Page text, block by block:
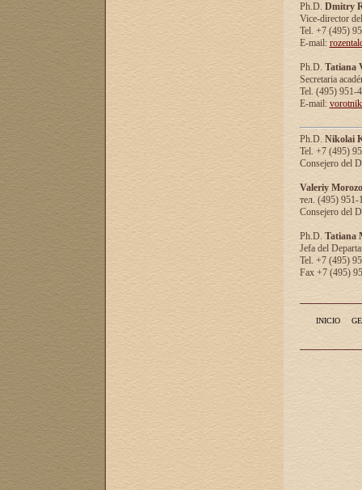
Ph.D. Dmitry
Vice-director
Tel. +7 (495)
E-mail:
Ph.D. Tatiana
Secretaria
Tel. (495) 951-
E-mail:
Ph.D. Nikolai
Tel. +7 (495)
Consejero del
Valeriy
тел. (495) 951-
Consejero del
Ph.D. Tatiana
Jefa del
Tel. +7 (495)
Fax +7 (495)
INICIO